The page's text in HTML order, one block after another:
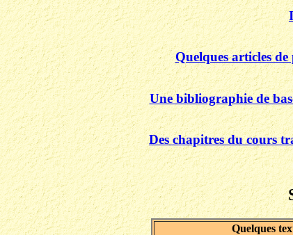
Quelques articles de
Une bibliographie de
Des chapitres du cours
Quelques